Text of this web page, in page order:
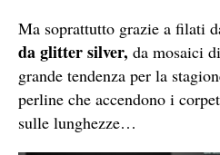
Ma soprattutto grazie a filati
da glitter silver, da mosaici
grande tendenza per la
perline che accendono i
sulle lunghezze…